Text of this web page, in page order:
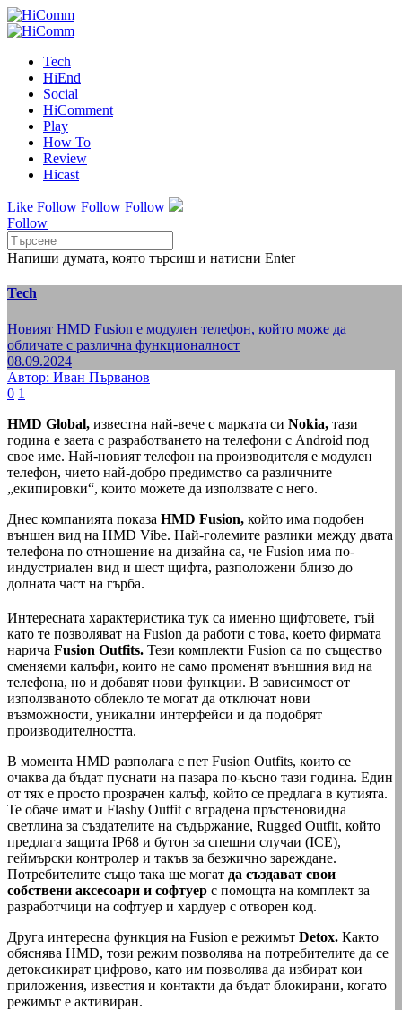
Tech
HiEnd
Social
HiComment
Play
How To
Review
Hicast
Like Follow Follow Follow
Follow
Напиши думата, която търсиш и натисни Enter
Tech
Новият HMD Fusion е модулен телефон, който може да
обличате с различна функционалност
08.09.2024
Автор: Иван Първанов
0 1
HMD Global, известна най-вече с марката си Nokia, тази
година е заета с разработването на телефони с Android под
свое име. Най-новият телефон на производителя е модулен
телефон, чието най-добро предимство са различните
„екипировки“, които можете да използвате с него.
Днес компанията показа HMD Fusion, който има подобен
външен вид на HMD Vibe. Най-големите разлики между двата
телефона по отношение на дизайна са, че Fusion има по-
индустриален вид и шест щифта, разположени близо до
долната част на гърба.
Интересната характеристика тук са именно щифтовете, тъй
като те позволяват на Fusion да работи с това, което фирмата
нарича Fusion Outfits. Тези комплекти Fusion са по същество
сменяеми калъфи, които не само променят външния вид на
телефона, но и добавят нови функции. В зависимост от
използваното облекло те могат да отключат нови
възможности, уникални интерфейси и да подобрят
производителността.
В момента HMD разполага с пет Fusion Outfits, които се
очаква да бъдат пуснати на пазара по-късно тази година. Един
от тях е просто прозрачен калъф, който се предлага в кутията.
Те обаче имат и Flashy Outfit с вградена пръстеновидна
светлина за създателите на съдържание, Rugged Outfit, който
предлага защита IP68 и бутон за спешни случаи (ICE),
геймърски контролер и такъв за безжично зареждане.
Потребителите също така ще могат да създават свои
собствени аксесоари и софтуер с помощта на комплект за
разработчици на софтуер и хардуер с отворен код.
Друга интересна функция на Fusion е режимът Detox. Както
обяснява HMD, този режим позволява на потребителите да се
детоксикират цифрово, като им позволява да избират кои
приложения, известия и контакти да бъдат блокирани, когато
режимът е активиран.